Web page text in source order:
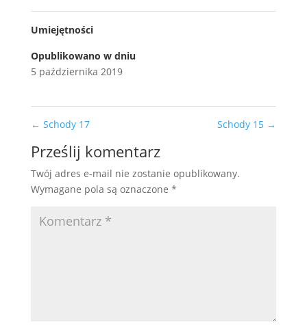
Umiejętności
Opublikowano w dniu
5 października 2019
← Schody 17 Schody 15 →
Prześlij komentarz
Twój adres e-mail nie zostanie opublikowany.
Wymagane pola są oznaczone *